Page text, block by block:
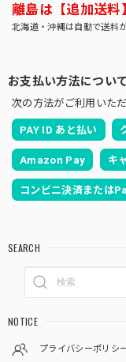
離島は【追加送料
北海道・沖縄は自動で送料
お支払い方法について
次の方法がご利用いただ
PAY ID あと払い
Amazon Pay キ
コンビニ決済または
SEARCH
NOTICE
プライバシーポリシ